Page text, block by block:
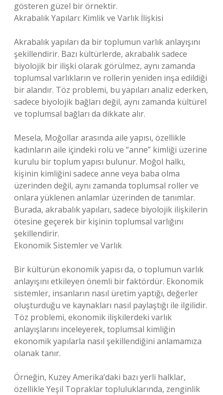
gösteren güzel bir örnektir.
Akrabalık Yapıları: Kimlik ve Varlık İlişkisi
Akrabalık yapıları da bir toplumun varlık anlayışını
şekillendirir. Bazı kültürlerde, akrabalık sadece
biyolojik bir ilişki olarak görülmez, aynı zamanda
toplumsal varlıkların ve rollerin yeniden inşa edildiği
bir alandır. Töz problemi, bu yapıları analiz ederken,
sadece biyolojik bağları değil, aynı zamanda kültürel
ve toplumsal bağları da dikkate alır.
Mesela, Moğollar arasında aile yapısı, özellikle
kadınların aile içindeki rolü ve “anne” kimliği üzerine
kurulu bir toplum yapısı bulunur. Moğol halkı,
kişinin kimliğini sadece anne veya baba olma
üzerinden değil, aynı zamanda toplumsal roller ve
onlara yüklenen anlamlar üzerinden de tanımlar.
Burada, akrabalık yapıları, sadece biyolojik ilişkilerin
ötesine geçerek bir kişinin toplumsal varlığını
şekillendirir.
Ekonomik Sistemler ve Varlık
Bir kültürün ekonomik yapısı da, o toplumun varlık
anlayışını etkileyen önemli bir faktördür. Ekonomik
sistemler, insanların nasıl üretim yaptığı, değerler
oluşturduğu ve kaynakları nasıl paylaştığı ile ilgilidir.
Töz problemi, ekonomik ilişkilerdeki varlık
anlayışlarını inceleyerek, toplumsal kimliğin
ekonomik yapılarla nasıl şekillendiğini anlamamıza
olanak tanır.
Örneğin, Kuzey Amerika’daki bazı yerli halklar,
özellikle Yeşil Topraklar topluluklarında, zenginlik